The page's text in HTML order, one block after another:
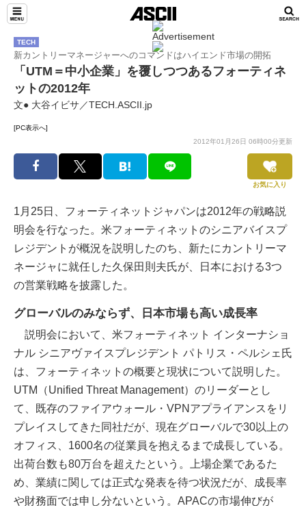
TECH
新カントリーマネージャーへのコマンドはハイエンド市場の開拓
「UTM＝中小企業」を覆しつつあるフォーティネ
ットの2012年
文● 大谷イビサ／TECH.ASCII.jp
[PC表示へ]
2012年01月26日 06時00分更新
お気に入り
1月25日、フォーティネットジャパンは2012年の戦略説
明会を行なった。米フォーティネットのシニアバイスプ
レジデントが概況を説明したのち、新たにカントリーマ
ネージャに就任した久保田則夫氏が、日本における3つ
の営業戦略を披露した。
グローバルのみならず、日本市場も高い成長率
説明会において、米フォーティネット インターナショ
ナル シニアヴァイスプレジデント パトリス・ペルシェ氏
は、フォーティネットの概要と現状について説明した。
UTM（Unified Threat Management）のリーダーとし
て、既存のファイアウォール・VPNアプライアンスをリ
プレイスしてきた同社だが、現在グローバルで30以上の
オフィス、1600名の従業員を抱えるまで成長している。
出荷台数も80万台を超えたという。上場企業であるた
め、業績に関しては正式な発表を待つ状況だが、成長率
や財務面では申し分ないという。APACの市場伸びが